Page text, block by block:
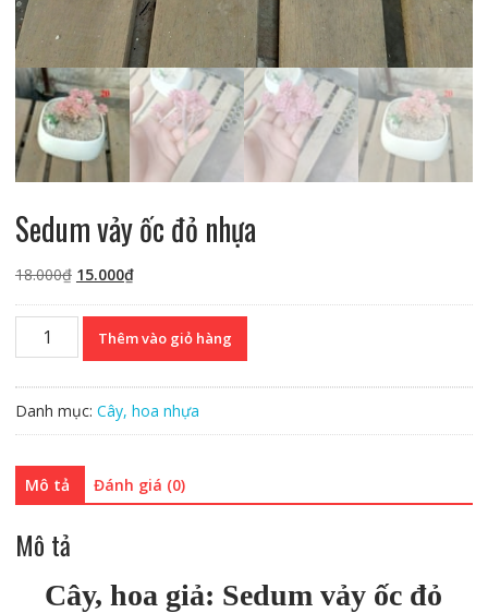
Sedum vảy ốc đỏ nhựa
18.000₫ Giá
là:
18.000₫.
15.000₫Giá
tại
là:
Sedum
nhựa
lượng
Thêm vào giỏ hàng
Danh mục: Cây, hoa nhựa
Mô tả Đánh giá (0)
Mô tả
Cây, hoa giả: Sedum vảy ốc đỏ